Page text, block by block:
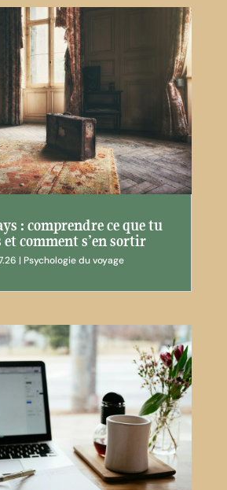
: comprendre ce que tu
et comment s’en sortir
| Psychologie du voyage